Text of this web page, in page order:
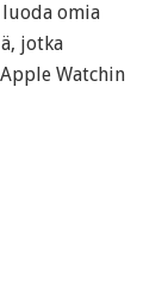
omia
jotka
Watchin